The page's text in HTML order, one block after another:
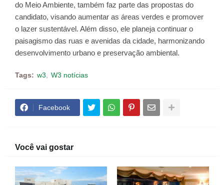
do Meio Ambiente, também faz parte das propostas do
candidato, visando aumentar as áreas verdes e promover
o lazer sustentável. Além disso, ele planeja continuar o
paisagismo das ruas e avenidas da cidade, harmonizando
desenvolvimento urbano e preservação ambiental.
Tags: w3 W3 notícias
Facebook
Você vai gostar